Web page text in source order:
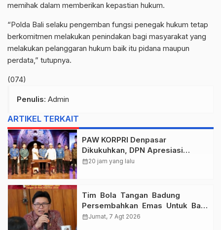
memihak dalam memberikan kepastian hukum.
“Polda Bali selaku pengemban fungsi penegak hukum tetap
berkomitmen melakukan penindakan bagi masyarakat yang
melakukan pelanggaran hukum baik itu pidana maupun
perdata,” tutupnya.
(074)
Penulis: Admin
ARTIKEL TERKAIT
PAW KORPRI Denpasar
Dikukuhkan, DPN Apresiasi
“Sembagi Arutala” untuk Lindungi
calendar_month20 jam yang lalu
Tim Bola Tangan Badung
Persembahkan Emas Untuk Bali
, Taklukkan Jawa Tengah Di
calendar_monthJumat, 7 Agt 2026